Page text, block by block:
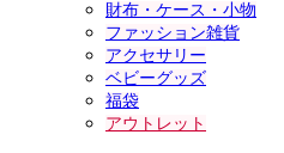
財布・ケース・小物
ファッション雑貨
アクセサリー
ベビーグッズ
福袋
アウトレット